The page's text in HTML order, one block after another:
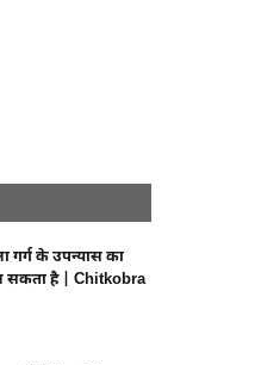
गर्ग के उपन्यास का
है | Chitkobra